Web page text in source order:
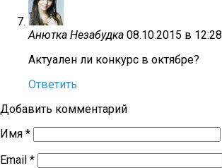
Анютка Незабудка 08.10.2015 в 12:28
Актуален ли конкурс в октябре?
Ответить
Добавить комментарий
Имя *
Email *